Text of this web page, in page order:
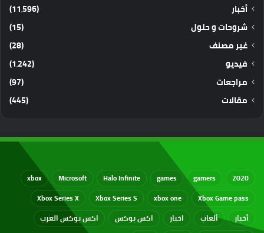
أخبار
(11٬596)
شروحات و حلول
(15)
غير مصنف
(28)
فيديو
(1٬242)
مراجعات
(97)
مقالات
(445)
2020
gamers
games
Halo Infinite
Microsoft
xbox
Xbox Game pass
xbox one
Xbox Series S
Xbox Series X
أخبار
ألعاب اخبار اكس بوكس
اكس بوكس العرب